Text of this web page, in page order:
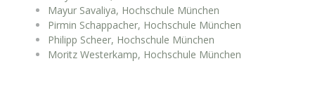
Mayur Savaliya, Hochschule München
Pirmin Schappacher, Hochschule München
Philipp Scheer, Hochschule München
Moritz Westerkamp, Hochschule München